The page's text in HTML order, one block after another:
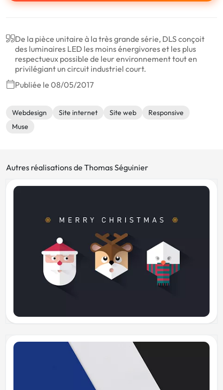
De la pièce unitaire à la très grande série, DLS conçoit
des luminaires LED les moins énergivores et les plus
respectueux possible de leur environnement tout en
privilégiant un circuit industriel court.
Publiée le 08/05/2017
Webdesign Site internet Site web
Responsive
Muse
Autres réalisations de Thomas Séguinier